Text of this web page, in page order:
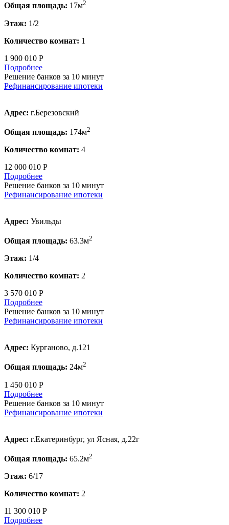
Общая площадь: 17м2
Этаж: 1/2
Количество комнат: 1
1 900 010 Р
Подробнее
Решение банков за 10 минут
Рефинансирование ипотеки
Адрес: г.Березовский
Общая площадь: 174м2
Количество комнат: 4
12 000 010 Р
Подробнее
Решение банков за 10 минут
Рефинансирование ипотеки
Адрес: Увильды
Общая площадь: 63.3м2
Этаж: 1/4
Количество комнат: 2
3 570 010 Р
Подробнее
Решение банков за 10 минут
Рефинансирование ипотеки
Адрес: Курганово, д.121
Общая площадь: 24м2
1 450 010 Р
Подробнее
Решение банков за 10 минут
Рефинансирование ипотеки
Адрес: г.Екатеринбург, ул Ясная, д.22г
Общая площадь: 65.2м2
Этаж: 6/17
Количество комнат: 2
11 300 010 Р
Подробнее